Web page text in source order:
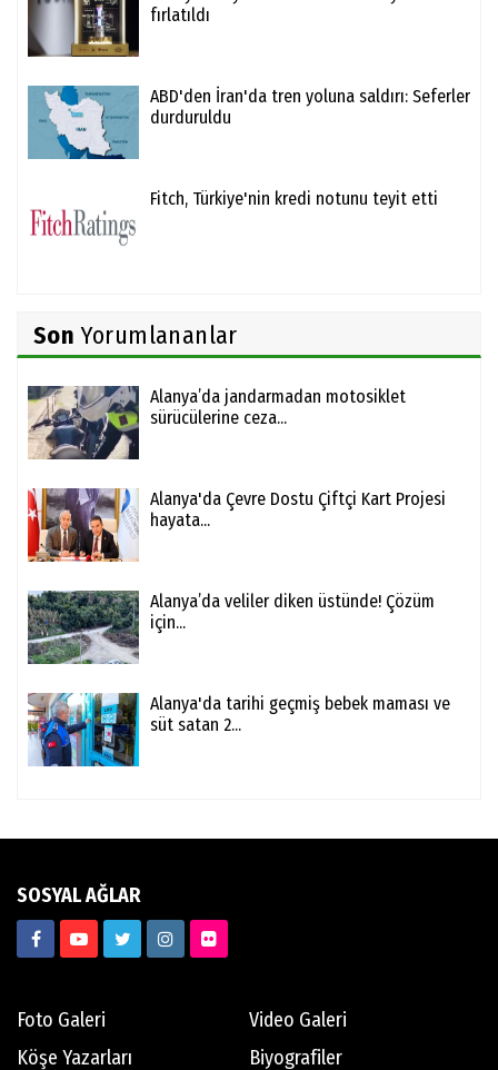
fırlatıldı
ABD'den İran'da tren yoluna saldırı: Seferler
durduruldu
Fitch, Türkiye'nin kredi notunu teyit etti
Son Yorumlananlar
Alanya’da jandarmadan motosiklet
sürücülerine ceza...
Alanya'da Çevre Dostu Çiftçi Kart Projesi
hayata...
Alanya’da veliler diken üstünde! Çözüm
için...
Alanya'da tarihi geçmiş bebek maması ve
süt satan 2...
SOSYAL AĞLAR
Foto Galeri
Video Galeri
Köşe Yazarları
Biyografiler